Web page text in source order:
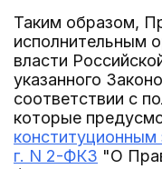
Таким образом,
исполнительным
власти
указанного
соответствии с
которые
конституционным
г. N 2-ФКЗ "О